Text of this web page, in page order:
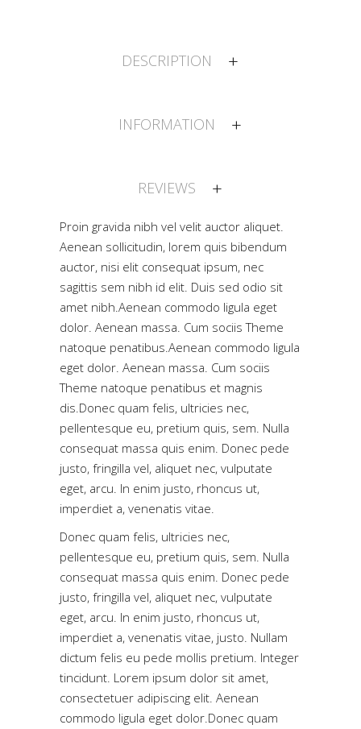
DESCRIPTION
INFORMATION
REVIEWS
Proin gravida nibh vel velit auctor aliquet.
Aenean sollicitudin, lorem quis bibendum
auctor, nisi elit consequat ipsum, nec
sagittis sem nibh id elit. Duis sed odio sit
amet nibh.Aenean commodo ligula eget
dolor. Aenean massa. Cum sociis Theme
natoque penatibus.Aenean commodo ligula
eget dolor. Aenean massa. Cum sociis
Theme natoque penatibus et magnis
dis.Donec quam felis, ultricies nec,
pellentesque eu, pretium quis, sem. Nulla
consequat massa quis enim. Donec pede
justo, fringilla vel, aliquet nec, vulputate
eget, arcu. In enim justo, rhoncus ut,
imperdiet a, venenatis vitae.
Donec quam felis, ultricies nec,
pellentesque eu, pretium quis, sem. Nulla
consequat massa quis enim. Donec pede
justo, fringilla vel, aliquet nec, vulputate
eget, arcu. In enim justo, rhoncus ut,
imperdiet a, venenatis vitae, justo. Nullam
dictum felis eu pede mollis pretium. Integer
tincidunt. Lorem ipsum dolor sit amet,
consectetuer adipiscing elit. Aenean
commodo ligula eget dolor.Donec quam